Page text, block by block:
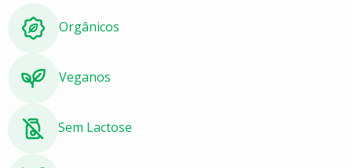
Orgânicos
Veganos
Sem Lactose